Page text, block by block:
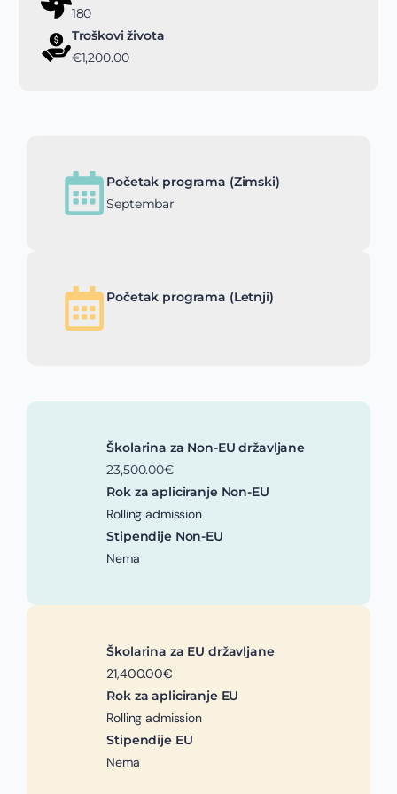
180
Troškovi života
€1,200.00
Početak programa (Zimski)
Septembar
Početak programa (Letnji)
Školarina za Non-EU državljane
23,500.00€
Rok za apliciranje Non-EU
Rolling admission
Stipendije Non-EU
Nema
Školarina za EU državljane
21,400.00€
Rok za apliciranje EU
Rolling admission
Stipendije EU
Nema